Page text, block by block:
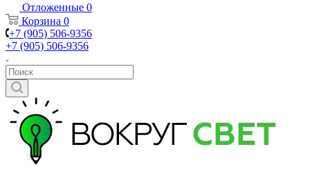
Отложенные 0
Корзина 0
+7 (905) 506-9356
+7 (905) 506-9356